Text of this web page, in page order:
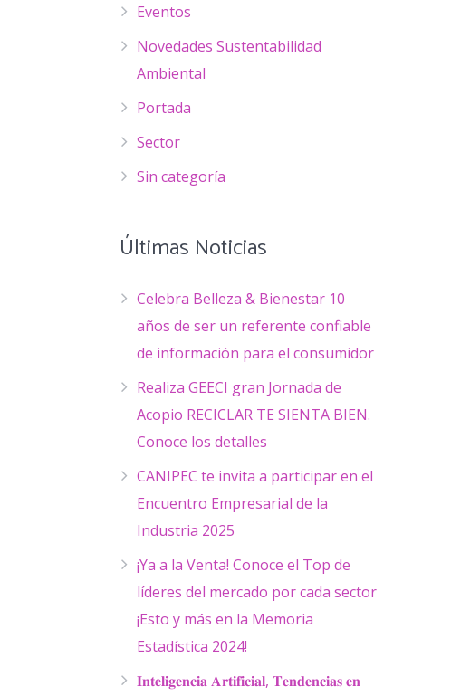
Eventos
Novedades Sustentabilidad
Ambiental
Portada
Sector
Sin categoría
Últimas Noticias
Celebra Belleza & Bienestar 10
años de ser un referente confiable
de información para el consumidor
Realiza GEECI gran Jornada de
Acopio RECICLAR TE SIENTA BIEN.
Conoce los detalles
CANIPEC te invita a participar en el
Encuentro Empresarial de la
Industria 2025
¡Ya a la Venta! Conoce el Top de
líderes del mercado por cada sector
¡Esto y más en la Memoria
Estadística 2024!
𝐈𝐧𝐭𝐞𝐥𝐢𝐠𝐞𝐧𝐜𝐢𝐚 𝐀𝐫𝐭𝐢𝐟𝐢𝐜𝐢𝐚𝐥, 𝐓𝐞𝐧𝐝𝐞𝐧𝐜𝐢𝐚𝐬 𝐞𝐧